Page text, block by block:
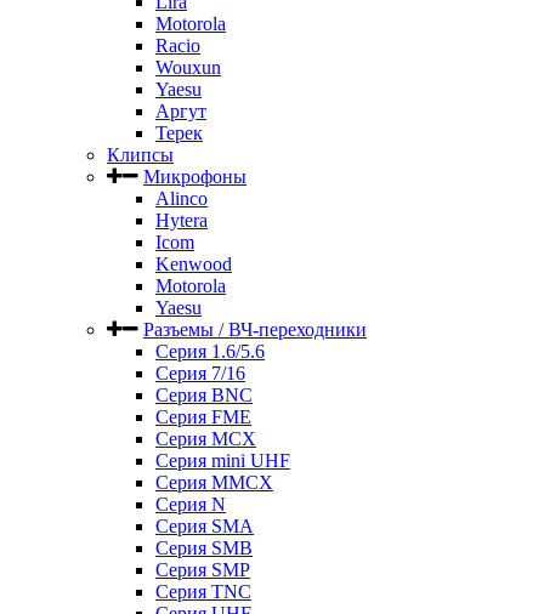
Motorola
Racio
Wouxun
Yaesu
Аргут
Терек
Клипсы
Микрофоны
Alinco
Hytera
Icom
Kenwood
Motorola
Yaesu
Разъемы / ВЧ-переходники
Серия 1.6/5.6
Серия 7/16
Серия BNC
Серия FME
Серия MCX
Серия mini UHF
Серия MMCX
Серия N
Серия SMA
Серия SMB
Серия SMP
Серия TNC